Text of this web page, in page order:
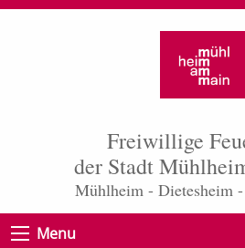
Freiwillige
der Stadt
Mühlheim - Dietesheim
Menu